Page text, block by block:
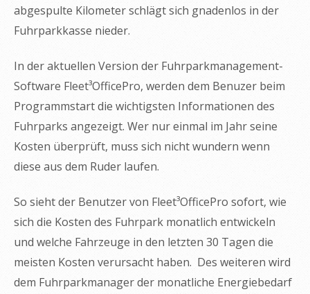
abgespulte Kilometer schlägt sich gnadenlos in der
Fuhrparkkasse nieder.
In der aktuellen Version der Fuhrparkmanagement-
Software Fleet³OfficePro, werden dem Benuzer beim
Programmstart die wichtigsten Informationen des
Fuhrparks angezeigt. Wer nur einmal im Jahr seine
Kosten überprüft, muss sich nicht wundern wenn
diese aus dem Ruder laufen.
So sieht der Benutzer von Fleet³OfficePro sofort, wie
sich die Kosten des Fuhrpark monatlich entwickeln
und welche Fahrzeuge in den letzten 30 Tagen die
meisten Kosten verursacht haben. Des weiteren wird
dem Fuhrparkmanager der monatliche Energiebedarf